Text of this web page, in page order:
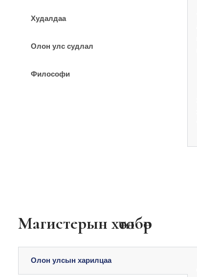
Худалдаа
Олон улс судлал
Философи
Магистерын хөтөлбөр
Олон улсын харилцаа